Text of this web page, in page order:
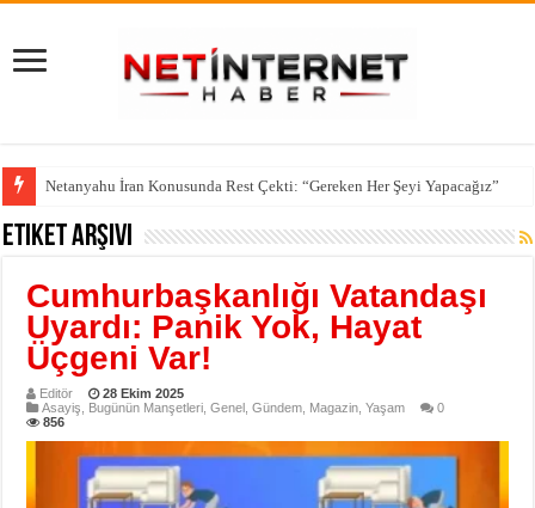
Netanyahu İran Konusunda Rest Çekti: “Gereken Her Şeyi Yapacağız”
Etiket Arşivi
Cumhurbaşkanlığı Vatandaşı
Uyardı: Panik Yok, Hayat
Üçgeni Var!
Editör
28 Ekim 2025
Asayiş
Bugünün Manşetleri ,Genel ,Gündem Magazin ,Yaşam
0
856